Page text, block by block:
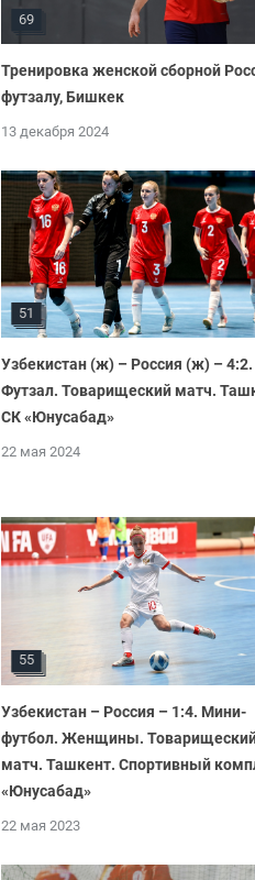
69
Тренировка женской сборной
футзалу, Бишкек
13 декабря 2024
51
Узбекистан (ж) – Россия (ж) – 4:2.
Футзал. Товарищеский матч.
СК «Юнусабад»
22 мая 2024
55
Узбекистан – Россия – 1:4. Мини-
футбол. Женщины.
матч. Ташкент. Спортивный
«Юнусабад»
22 мая 2023